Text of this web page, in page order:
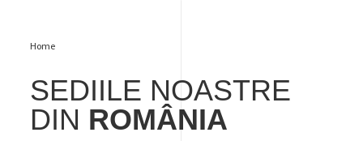
Home
SEDIILE NOASTRE
DIN ROMÂNIA